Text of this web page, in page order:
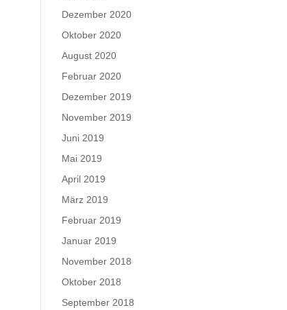
Dezember 2020
Oktober 2020
August 2020
Februar 2020
Dezember 2019
November 2019
Juni 2019
Mai 2019
April 2019
März 2019
Februar 2019
Januar 2019
November 2018
Oktober 2018
September 2018